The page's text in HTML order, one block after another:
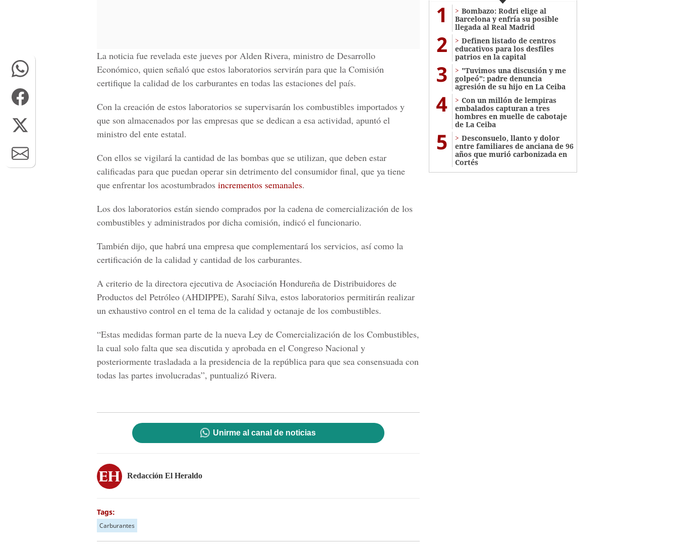
La noticia fue revelada este jueves por Alden Rivera, ministro de Desarrollo
Económico, quien señaló que estos laboratorios servirán para que la Comisión
certifique la calidad de los carburantes en todas las estaciones del país.
Con la creación de estos laboratorios se supervisarán los combustibles importados y
que son almacenados por las empresas que se dedican a esa actividad, apuntó el
ministro del ente estatal.
Con ellos se vigilará la cantidad de las bombas que se utilizan, que deben estar
calificadas para que puedan operar sin detrimento del consumidor final, que ya tiene
que enfrentar los acostumbrados incrementos semanales.
Los dos laboratorios están siendo comprados por la cadena de comercialización de los
combustibles y administrados por dicha comisión, indicó el funcionario.
También dijo, que habrá una empresa que complementará los servicios, así como la
certificación de la calidad y cantidad de los carburantes.
A criterio de la directora ejecutiva de Asociación Hondureña de Distribuidores de
Productos del Petróleo (AHDIPPE), Sarahí Silva, estos laboratorios permitirán realizar
un exhaustivo control en el tema de la calidad y octanaje de los combustibles.
“Estas medidas forman parte de la nueva Ley de Comercialización de los Combustibles,
la cual solo falta que sea discutida y aprobada en el Congreso Nacional y
posteriormente trasladada a la presidencia de la república para que sea consensuada con
todas las partes involucradas”, puntualizó Rivera.
Unirme al canal de noticias
Redacción El Heraldo
Tags:
Carburantes
1
Bombazo: Rodri elige al
Barcelona y enfría su posible
llegada al Real Madrid
2
Definen listado de centros
educativos para los desfiles
patrios en la capital
3
"Tuvimos una discusión y me
golpeó": padre denuncia
agresión de su hijo en La Ceiba
4
Con un millón de lempiras
embalados capturan a tres
hombres en muelle de cabotaje
de La Ceiba
5
​​​​Desconsuelo, llanto y dolor
entre familiares de anciana de 96
años que murió carbonizada en
Cortés